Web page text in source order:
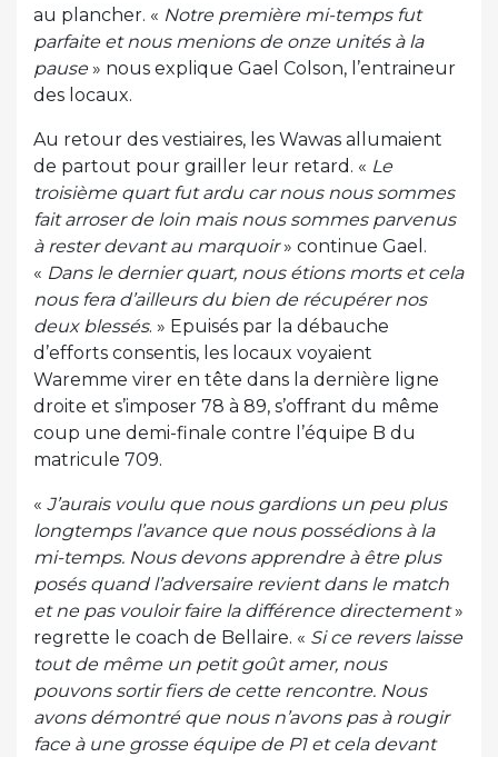
au plancher. « Notre première mi-temps fut
parfaite et nous menions de onze unités à la
pause» nous explique Gael Colson, l’entraineur
des locaux.
Au retour des vestiaires, les Wawas allumaient
de partout pour grailler leur retard. « Le
troisième quart fut ardu car nous nous sommes
fait arroser de loin mais nous sommes parvenus
à rester devant au marquoir» continue Gael.
« Dans le dernier quart, nous étions morts et cela
nous fera d’ailleurs du bien de récupérer nos
deux blessés. » Epuisés par la débauche
d’efforts consentis, les locaux voyaient
Waremme virer en tête dans la dernière ligne
droite et s’imposer 78 à 89, s’offrant du même
coup une demi-finale contre l’équipe B du
matricule 709.
« J’aurais voulu que nous gardions un peu plus
longtemps l’avance que nous possédions à la
mi-temps. Nous devons apprendre à être plus
posés quand l’adversaire revient dans le match
et ne pas vouloir faire la différence directement»
regrette le coach de Bellaire. « Si ce revers laisse
tout de même un petit goût amer, nous
pouvons sortir fiers de cette rencontre. Nous
avons démontré que nous n’avons pas à rougir
face à une grosse équipe de P1 et cela devant